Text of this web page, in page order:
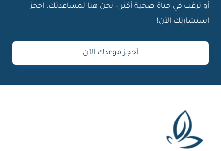
أو ترغب في حياة صحية أكثر – نحن هنا لمساعدتك. احجز
استشارتك الآن!
أحجز موعدك الآن
Facebook
Instagram
TikTok